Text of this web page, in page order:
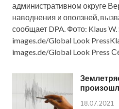
административном округе
наводнения и оползней,
сообщает DPA. Фото: Klaus
images.de/Global Look
images.de/Global Look Press
18.07.2021